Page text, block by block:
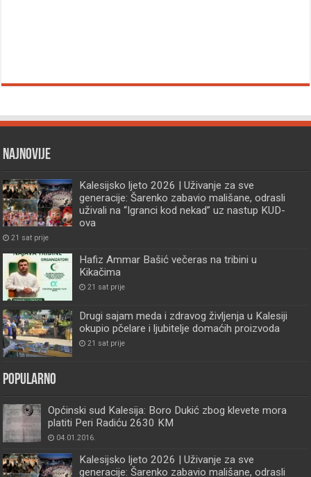
Najnovije
Kalesijsko ljeto 2026 | Uživanje za sve
generacije: Šarenko zabavio mališane, odrasli
uživali na “Igranci kod nekad” uz nastup KUD-
ova
21 sat prije
Hafiz Ammar Bašić večeras na tribini u
Kikačima
21 sat prije
Drugi sajam meda i zdravog življenja u Kalesiji
okupio pčelare i ljubitelje domaćih proizvoda
21 sat prije
Popularno
Općinski sud Kalesija: Boro Dukić zbog klevete mora
platiti Peri Radiću 2630 KM
04.01.2016.
Kalesijsko ljeto 2026 | Uživanje za sve
generacije: Šarenko zabavio mališane, odrasli